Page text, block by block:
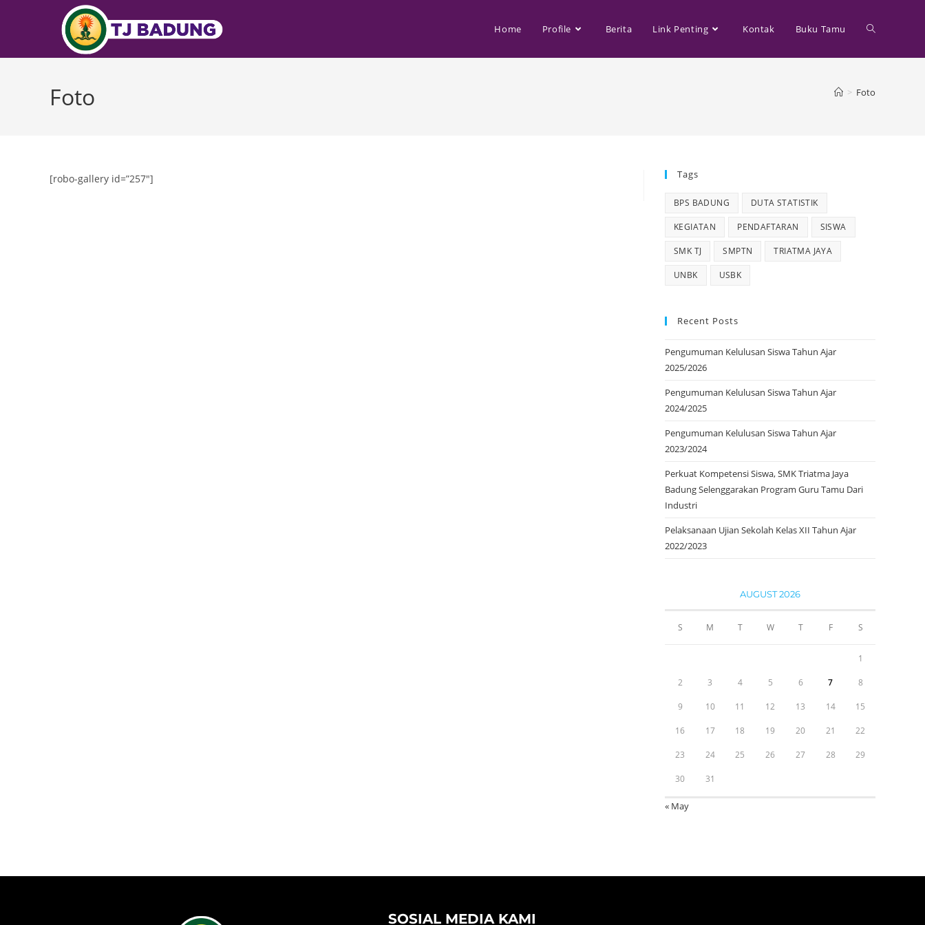
Home Profile Berita Link Penting Kontak Buku Tamu
Foto > Foto
[robo-gallery id=”257″] Tags
BPS BADUNG DUTA STATISTIK
KEGIATAN PENDAFTARAN SISWA
SMK TJ SMPTN TRIATMA JAYA
UNBK USBK
Recent Posts
Pengumuman Kelulusan Siswa Tahun Ajar
2025/2026
Pengumuman Kelulusan Siswa Tahun Ajar
2024/2025
Pengumuman Kelulusan Siswa Tahun Ajar
2023/2024
Perkuat Kompetensi Siswa, SMK Triatma Jaya
Badung Selenggarakan Program Guru Tamu Dari
Industri
Pelaksanaan Ujian Sekolah Kelas XII Tahun Ajar
2022/2023
AUGUST 2026
S M T W T F S
1
2 3 4 5 6 7 8
9 10 11 12 13 14 15
16 17 18 19 20 21 22
23 24 25 26 27 28 29
30 31
« May
SOSIAL MEDIA KAMI